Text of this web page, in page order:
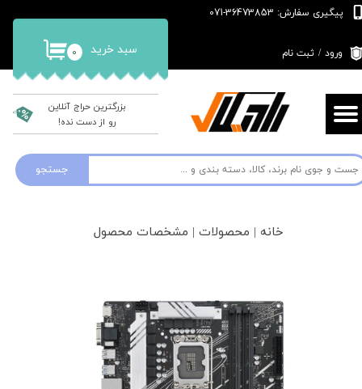
جستجو
پیگیری سفارش: 36473853-071
۰ سبد خرید ورود / ثبت نام
تغییر گذر واژه
سفارشات
بزرگترین حراج آنلاین
رو از دست نده!
خانه | محصولات | مشخصات محصول